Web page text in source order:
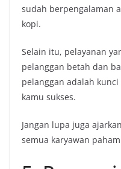
sudah berpengalaman
kopi.
Selain itu, pelayanan
pelanggan betah dan
pelanggan adalah
kamu sukses.
Jangan lupa juga
semua karyawan